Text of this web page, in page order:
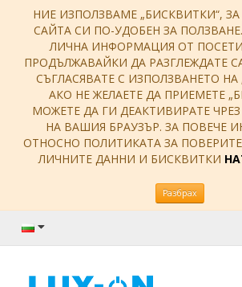
НИЕ ИЗПОЛЗВАМЕ „БИСКВИТКИ“,
САЙТА СИ ПО-УДОБЕН ЗА
ЛИЧНА ИНФОРМАЦИЯ ОТ
ПРОДЪЛЖАВАЙКИ ДА РАЗГЛЕЖДАТЕ
СЪГЛАСЯВАТЕ С ИЗПОЛЗВАНЕТО НА
АКО НЕ ЖЕЛАЕТЕ ДА ПРИЕМЕТЕ
МОЖЕТЕ ДА ГИ ДЕАКТИВИРАТЕ
НА ВАШИЯ БРАУЗЪР. ЗА ПОВЕЧЕ
ОТНОСНО ПОЛИТИКАТА ЗА
ЛИЧНИТЕ ДАННИ И БИСКВИТКИ
Разбрах